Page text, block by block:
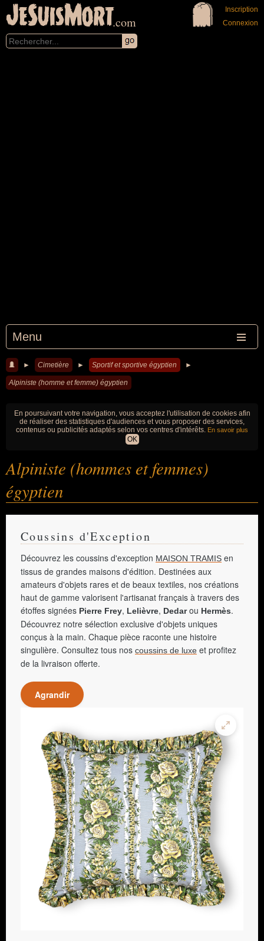
JeSuisMort.com
Menu
Inscription
Connexion
► Cimetière ► Sportif et sportive égyptien ►
Alpiniste (homme et femme) égyptien
En poursuivant votre navigation, vous acceptez l'utilisation de cookies afin
de réaliser des statistiques d'audiences et vous proposer des services,
contenus ou publicités adaptés selon vos centres d'intérêts. En savoir plus
OK
Alpiniste (hommes et femmes)
égyptien
Coussins d'Exception
Découvrez les coussins d'exception MAISON TRAMIS en
tissus de grandes maisons d'édition. Destinées aux
amateurs d'objets rares et de beaux textiles, nos créations
haut de gamme valorisent l'artisanat français à travers des
étoffes signées Pierre Frey, Lelièvre, Dedarou Hermès.
Découvrez notre sélection exclusive d'objets uniques
conçus à la main. Chaque pièce raconte une histoire
singulière. Consultez tous nos coussins de luxe et profitez
de la livraison offerte.
Agrandir